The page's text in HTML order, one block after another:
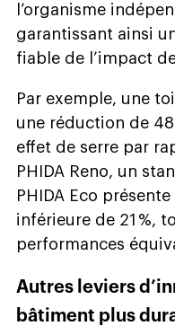
l’organisme
garantissant ainsi
fiable de l’impact
Par exemple, une
une réduction de
effet de serre par
PHIDA Reno, un
PHIDA Eco
inférieure de 21 %,
performances
Autres leviers
bâtiment plus